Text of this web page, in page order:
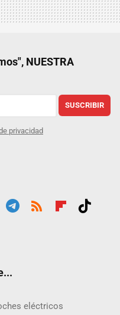
NUESTRA
SUSCRIBIR
privacidad
eléctricos